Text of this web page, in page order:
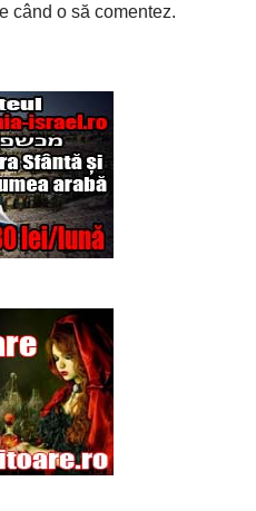
când o să comentez.